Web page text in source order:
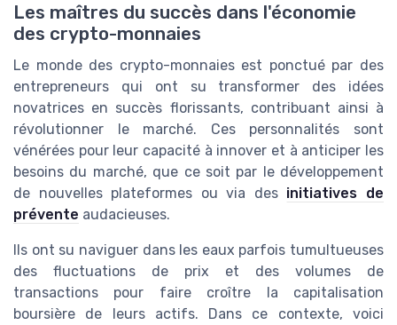
Les maîtres du succès dans l'économie
des crypto-monnaies
Le monde des crypto-monnaies est ponctué par des
entrepreneurs qui ont su transformer des idées
novatrices en succès florissants, contribuant ainsi à
révolutionner le marché. Ces personnalités sont
vénérées pour leur capacité à innover et à anticiper les
besoins du marché, que ce soit par le développement
de nouvelles plateformes ou via des initiatives de
prévente audacieuses.
Ils ont su naviguer dans les eaux parfois tumultueuses
des fluctuations de prix et des volumes de
transactions pour faire croître la capitalisation
boursière de leurs actifs. Dans ce contexte, voici